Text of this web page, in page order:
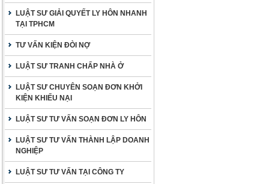
LUẬT SƯ GIẢI QUYẾT LY HÔN NHANH
TẠI TPHCM
TƯ VẤN KIỆN ĐÒI NỢ
LUẬT SƯ TRANH CHẤP NHÀ Ở
LUẬT SƯ CHUYÊN SOẠN ĐƠN KHỞI
KIỆN KHIẾU NẠI
LUẬT SƯ TƯ VẤN SOẠN ĐƠN LY HÔN
LUẬT SƯ TƯ VẤN THÀNH LẬP DOANH
NGHIỆP
LUẬT SƯ TƯ VẤN TẠI CÔNG TY